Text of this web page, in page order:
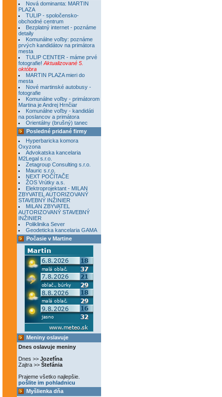
Nová dominanta: MARTIN
PLAZA
TULIP - spoločensko-
obchodné centrum
Bezplatný internet - poznáme
detaily
Komunálne voľby: poznáme
prvých kandidátov na primátora
mesta
TULIP CENTER - máme prvé
fotografie! Aktualizované 5.
októbra
MARTIN PLAZA mieri do
mesta
Nové martinské autobusy -
fotografie
Komunálne voľby - primátorom
Martina je Andrej Hrnčiar
Komunálne voľby - kandidáti
na poslancov a primátora
Orientálny (brušný) tanec
Posledné pridané firmy
Hyperbaricka komora
Oxyzona
Advokatska kancelaria
M2Legal s.r.o.
Zetagroup Consulting s.r.o.
Mauric s.r.o.
NEXT POČÍTAČE
ŽOS Vrútky a.s.
Elektroprojektant - MILAN
ZBYVATEL AUTORIZOVANÝ
STAVEBNÝ INŽINIER
MILAN ZBYVATEL
AUTORIZOVANÝ STAVEBNÝ
INŽINIER
Poliklinika Sever
Geodeticka kancelaria GAMA
Počasie v Martine
Meniny oslavuje
Dnes oslavuje meniny
Dnes >> Jozefína
Zajtra >> Štefánia
Prajeme všetko najlepšie.
pošlite im pohladnicu
Myšlienka dňa